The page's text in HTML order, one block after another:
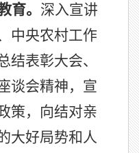
育。 深入宣讲
中央农村工作
结表彰大会、
谈会精神，宣
策，向结对亲
大好局势和人